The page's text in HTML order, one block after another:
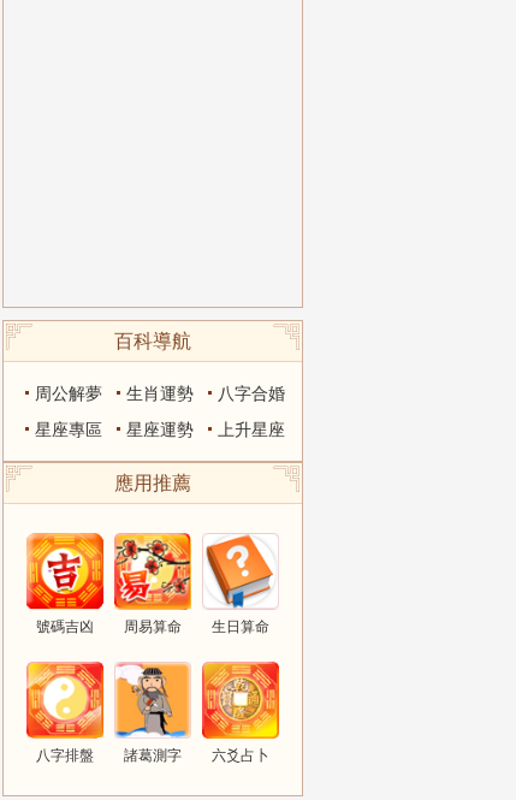
百科導航
周公解夢 生肖運勢
八字合婚
星座專區
星座運勢 上升星座
應用推薦
號碼吉凶 周易算命 生日算命
八字排盤 諸葛測字 六爻占卜